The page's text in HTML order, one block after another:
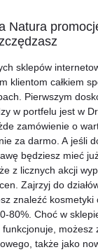
Natura
sklepów
klientom całkiem
Pierwszym
w portfelu jest w
zamówienie o
za darmo. A jeśli
będziesz mieć
z licznych akcji
Zajrzyj do
znaleźć kosmetyki
80%. Choć w
możesz
także jako